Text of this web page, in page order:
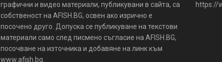
графични и видео материали, публикувани в сайта, са
собственост на AFISH.BG, освен ако изрично е
посочено друго. Допуска се публикуване на текстови
материали само след писмено съгласие на AFISH.BG,
посочване на източника и добавяне на линк към
www.afish.bg.
https://